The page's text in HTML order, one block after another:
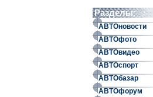
Разделы:
АВТОновости
АВТОфото
АВТОвидео
АВТОспорт
АВТОбазар
АВТОфорум